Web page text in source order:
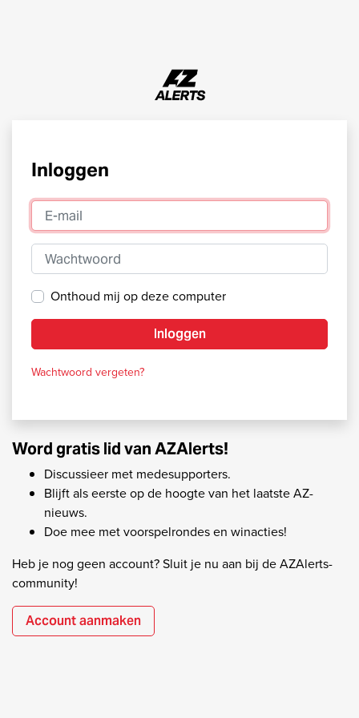
Inloggen
E-mail
Wachtwoord
Onthoud mij op deze computer
Inloggen
Wachtwoord vergeten?
Word gratis lid van AZAlerts!
Discussieer met medesupporters.
Blijft als eerste op de hoogte van het laatste AZ-
nieuws.
Doe mee met voorspelrondes en winacties!
Heb je nog geen account? Sluit je nu aan bij de AZAlerts-
community!
Account aanmaken